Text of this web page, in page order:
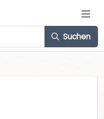
Suchen